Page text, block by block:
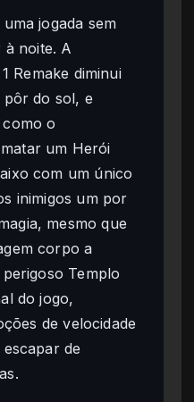
jogada sem
à noite. A
Remake diminui
pôr do sol, e
o
um Herói
com um único
inimigos um por
mesmo que
corpo a
Templo
do jogo,
de velocidade
de